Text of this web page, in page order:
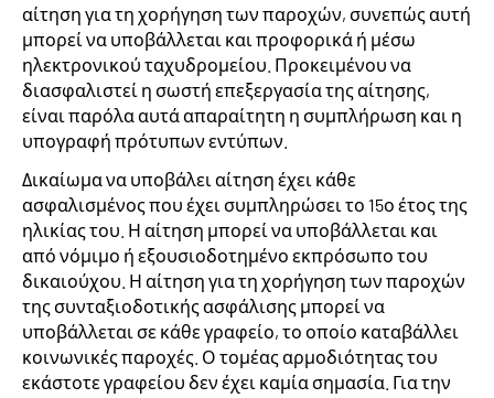
αίτηση για τη χορήγηση των παροχών, συνεπώς αυτή
μπορεί να υποβάλλεται και προφορικά ή μέσω
ηλεκτρονικού ταχυδρομείου. Προκειμένου να
διασφαλιστεί η σωστή επεξεργασία της αίτησης,
είναι παρόλα αυτά απαραίτητη η συμπλήρωση και η
υπογραφή πρότυπων εντύπων.
Δικαίωμα να υποβάλει αίτηση έχει κάθε
ασφαλισμένος που έχει συμπληρώσει το 15ο έτος της
ηλικίας του. Η αίτηση μπορεί να υποβάλλεται και
από νόμιμο ή εξουσιοδοτημένο εκπρόσωπο του
δικαιούχου. Η αίτηση για τη χορήγηση των παροχών
της συνταξιοδοτικής ασφάλισης μπορεί να
υποβάλλεται σε κάθε γραφείο, το οποίο καταβάλλει
κοινωνικές παροχές. Ο τομέας αρμοδιότητας του
εκάστοτε γραφείου δεν έχει καμία σημασία. Για την